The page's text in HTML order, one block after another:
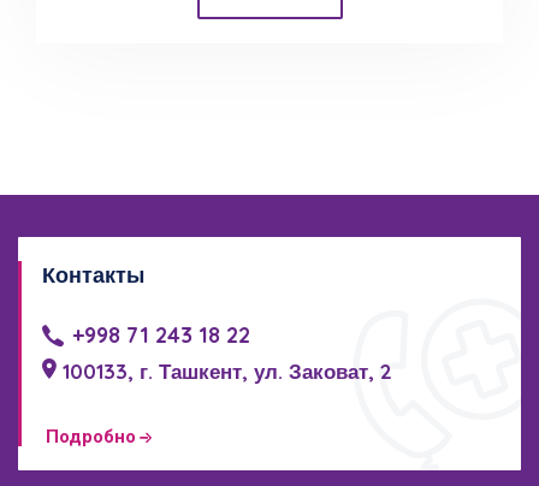
Контакты
+998 71 243 18 22
100133, г. Ташкент, ул. Заковат, 2
Подробно